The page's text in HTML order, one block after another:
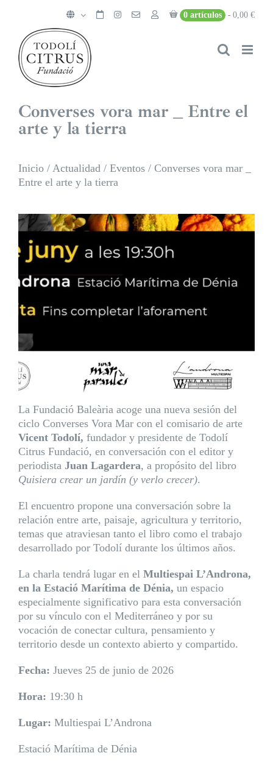
contenido
0 artículos 0,00 €
Converses vora mar _ Entre el
arte y la tierra
Inicio / Actualidad / Eventos / Converses vora mar _
Entre el arte y la tierra
La Fundació Baleàriaacoge una nueva sesión del
ciclo Converses Vora Mar con el comisario de arte
Vicent Todolí, fundador y presidente de Todolí
Citrus Fundació, en conversación con el editor y
periodista Juan Lagardera, a propósito del libro
Quisiera crear un jardín (y verlo crecer).
El encuentro propone una conversación sobre la
relación entre arte, paisaje, agricultura y territorio,
temas que atraviesan tanto el libro como el trabajo
desarrollado por Todolí durante los últimos años.
La charla tendrá lugar en el Multiespai L’Androna,
en la Estació Marítima de Dénia, un espacio
especialmente significativo para esta conversación
por su vínculo con el Mediterráneo y por su
vocación de conectar cultura, pensamiento y
territorio desde un contexto abierto y compartido.
Fecha: Jueves 25 de junio de 2026
Hora: 19:30 h
Lugar: Multiespai L’Androna
Estació Marítima de Dénia